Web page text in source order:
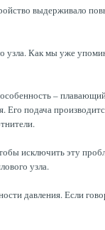
выдерживало
узла. Как мы уже
–
Его подача
исключить эту
узла.
давления. Если